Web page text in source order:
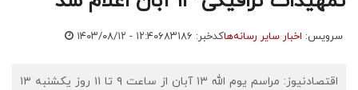
سرویس: اخبار سایر رسانه‌هاکدخبر: ۶۸۳۱۸۶ ۱۴۰۳/۰۸/۱۲ - ۱۲:۴۰
اقتصادنیوز: مراسم یوم الله ۱۳ آبان از ساعت ۹ تا ۱۱ روز یکشنبه ۱۳